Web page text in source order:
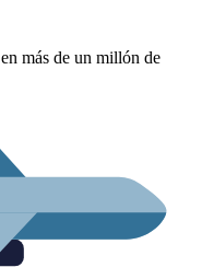
más de un millón de